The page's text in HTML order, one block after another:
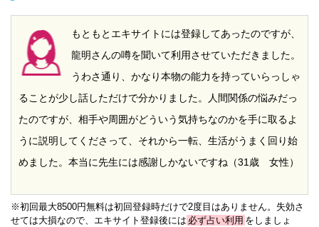
もともとエキサイトには登録してあったのですが、
龍明さんの噂を聞いて利用させていただきました。
うわさ通り、かなり本物の能力を持っていらっしゃ
ることが少し話しただけで分かりました。人間関係の悩みだっ
たのですが、相手や周囲がどういう気持ちなのかを手に取るよ
うに説明してくださって、それから一転、生活がうまく回り始
めました。本当に先生には感謝しかないですね（31歳 女性）
※初回最大8500円無料は初回登録時だけで2度目はありません。失効さ
せては大損なので、エキサイト登録後には 必ず占い利用 をしましょ